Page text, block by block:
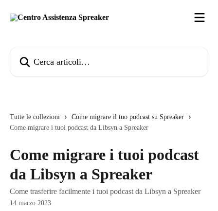
Tutte le collezioni
Come migrare il tuo podcast su Spreaker
Come migrare i tuoi podcast da Libsyn a Spreaker
Come migrare i tuoi podcast
da Libsyn a Spreaker
Come trasferire facilmente i tuoi podcast da Libsyn a Spreaker
14 marzo 2023